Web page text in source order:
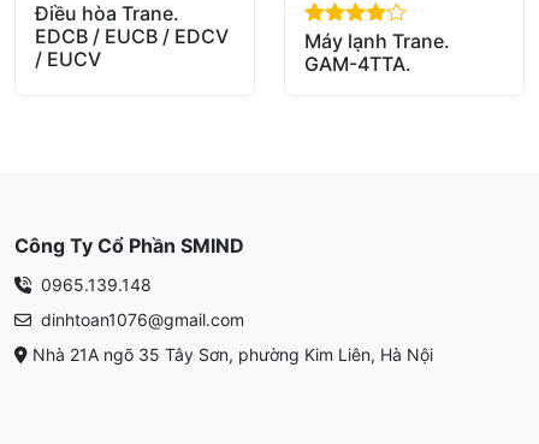
out of 5
Điều hòa Trane.
EDCB / EUCB / EDCV
/ EUCV
out of 5
Máy lạnh Trane.
GAM-4TTA.
Công Ty Cổ Phần SMIND
0965.139.148
dinhtoan1076@gmail.com
Nhà 21A ngõ 35 Tây Sơn, phường Kim Liên, Hà Nội